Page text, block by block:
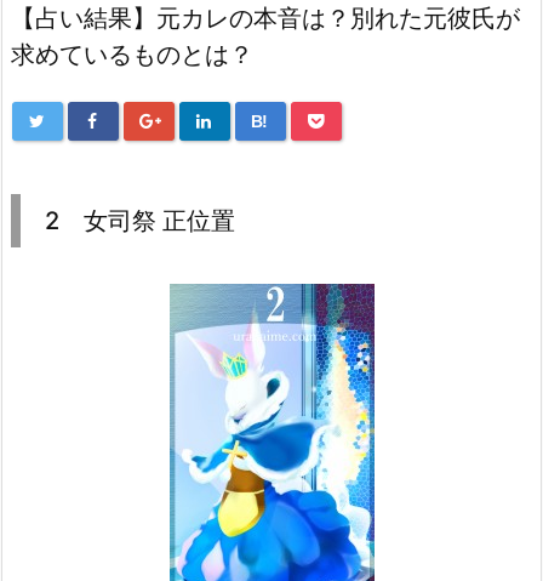
【占い結果】元カレの本音は？別れた元彼氏が
求めているものとは？
B!
2 女司祭 正位置